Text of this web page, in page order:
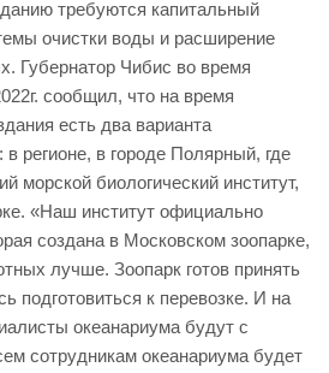
требуются капитальный
очистки воды и расширение
Губернатор Чибис во время
сообщил, что на время
есть два варианта
регионе, в городе Полярный, где
морской биологический институт,
«Наш институт официально
создана в Московском зоопарке,
лучше. Зоопарк готов принять
подготовиться к перевозке. И на
океанариума будут с
сотрудникам океанариума будет